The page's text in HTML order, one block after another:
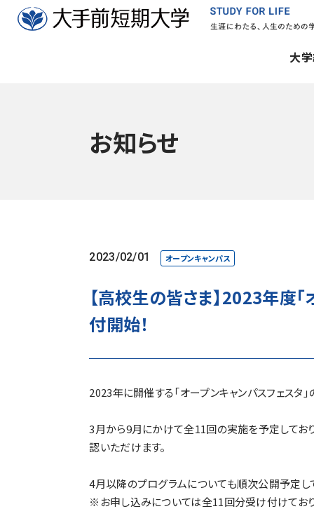
大
お知らせ
2023/02/01 オープンキャンパス
【高校生の皆さま】2023年度
付開始！
2023年に開催する「オープンキャンパスフェスタ
3月から9月にかけて全11回の実施を予定してお
認いただけます。
4月以降のプログラムについても順次公開予定して
※お申し込みについては全11回分受け付けており